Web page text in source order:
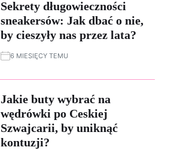
Sekrety długowieczności
sneakersów: Jak dbać o nie,
by cieszyły nas przez lata?
6 MIESIĘCY TEMU
Jakie buty wybrać na
wędrówki po Ceskiej
Szwajcarii, by uniknąć
kontuzji?